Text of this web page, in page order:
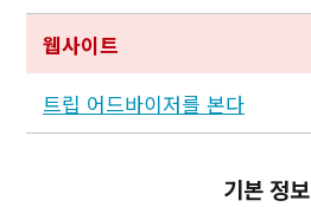
웹사이트
트립 어드바이저를 본다
기본 정보